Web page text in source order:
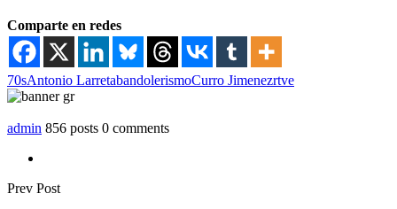
Comparte en redes
70sAntonio LarretabandolerismoCurro Jimenezrtve
admin 856 posts 0 comments
Prev Post